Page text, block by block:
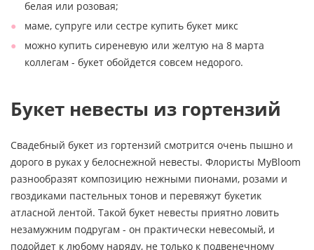
белая или розовая;
маме, супруге или сестре купить букет микс
можно купить сиреневую или желтую на 8 марта
коллегам - букет обойдется совсем недорого.
Букет невесты из гортензий
Свадебный букет из гортензий смотрится очень пышно и
дорого в руках у белоснежной невесты. Флористы MyBloom
разнообразят композицию нежными пионами, розами и
гвоздиками пастельных тонов и перевяжут букетик
атласной лентой. Такой букет невесты приятно ловить
незамужним подругам - он практически невесомый, и
подойдет к любому наряду, не только к подвенечному